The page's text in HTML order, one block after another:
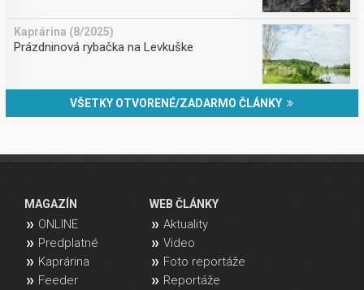
Kaprárina (8/2025)
Prázdninová rybačka na Levkuške
VŠETKY OTVORENÉ/ZADARMO ČLÁNKY
MAGAZÍN
ONLINE
Predplatné
Kaprárina
Feeder
WEB ČLÁNKY
Aktuality
Video
Foto reportáže
Reportáže